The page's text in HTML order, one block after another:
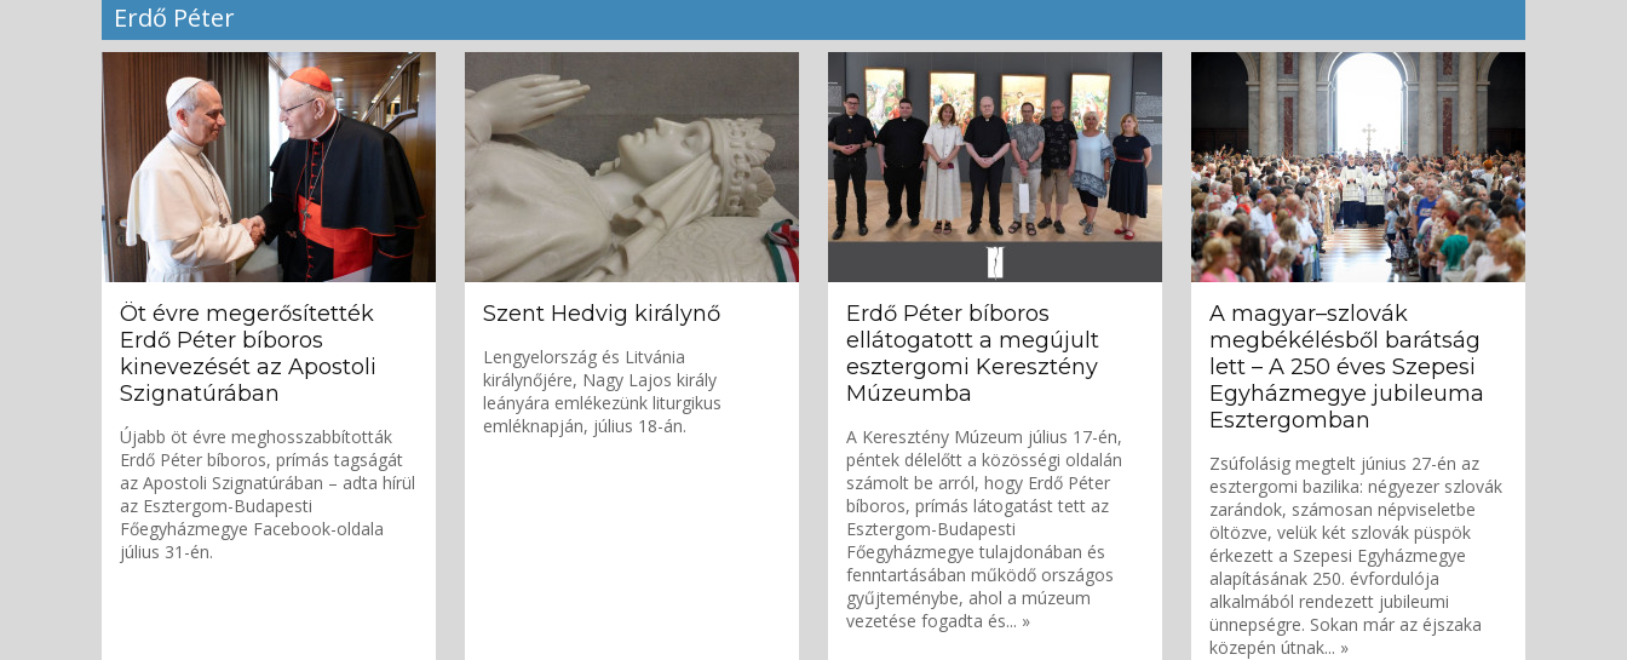
Erdő Péter
Öt évre megerősítették
Erdő Péter bíboros
kinevezését az Apostoli
Szignatúrában
Újabb öt évre meghosszabbították
Erdő Péter bíboros, prímás tagságát
az Apostoli Szignatúrában – adta hírül
az Esztergom-Budapesti
Főegyházmegye Facebook-oldala
július 31-én.
Szent Hedvig királynő
Lengyelország és Litvánia
királynőjére, Nagy Lajos király
leányára emlékezünk liturgikus
emléknapján, július 18-án.
Erdő Péter bíboros
ellátogatott a megújult
esztergomi Keresztény
Múzeumba
A Keresztény Múzeum július 17-én,
péntek délelőtt a közösségi oldalán
számolt be arról, hogy Erdő Péter
bíboros, prímás látogatást tett az
Esztergom-Budapesti
Főegyházmegye tulajdonában és
fenntartásában működő országos
gyűjteménybe, ahol a múzeum
vezetése fogadta és... »
A magyar–szlovák
megbékélésből barátság
lett – A 250 éves Szepesi
Egyházmegye jubileuma
Esztergomban
Zsúfolásig megtelt június 27-én az
esztergomi bazilika: négyezer szlovák
zarándok, számosan népviseletbe
öltözve, velük két szlovák püspök
érkezett a Szepesi Egyházmegye
alapításának 250. évfordulója
alkalmából rendezett jubileumi
ünnepségre. Sokan már az éjszaka
közepén útnak... »